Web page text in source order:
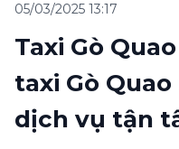
05/03/2025 13:17
Taxi Gò
taxi Gò
dịch vụ tận